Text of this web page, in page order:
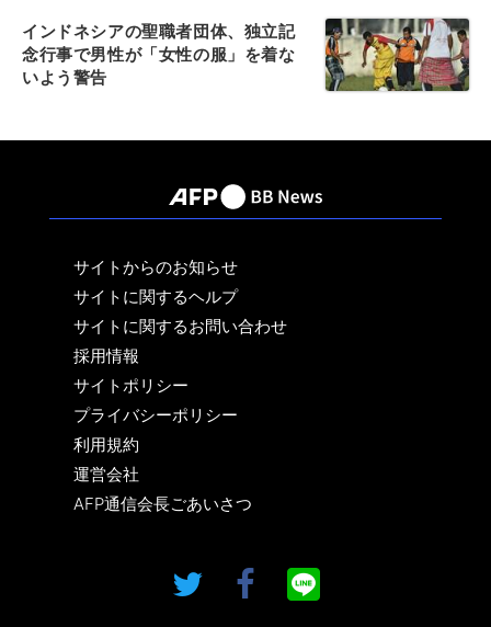
インドネシアの聖職者団体、独立記
念行事で男性が「女性の服」を着な
いよう警告
サイトからのお知らせ
サイトに関するヘルプ
サイトに関するお問い合わせ
採用情報
サイトポリシー
プライバシーポリシー
利用規約
運営会社
AFP通信会長ごあいさつ